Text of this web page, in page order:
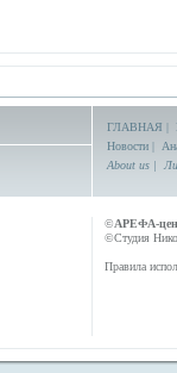
ГЛАВНАЯ |
Новости |
About us |
©АРЕФА-
©Студия
Правила